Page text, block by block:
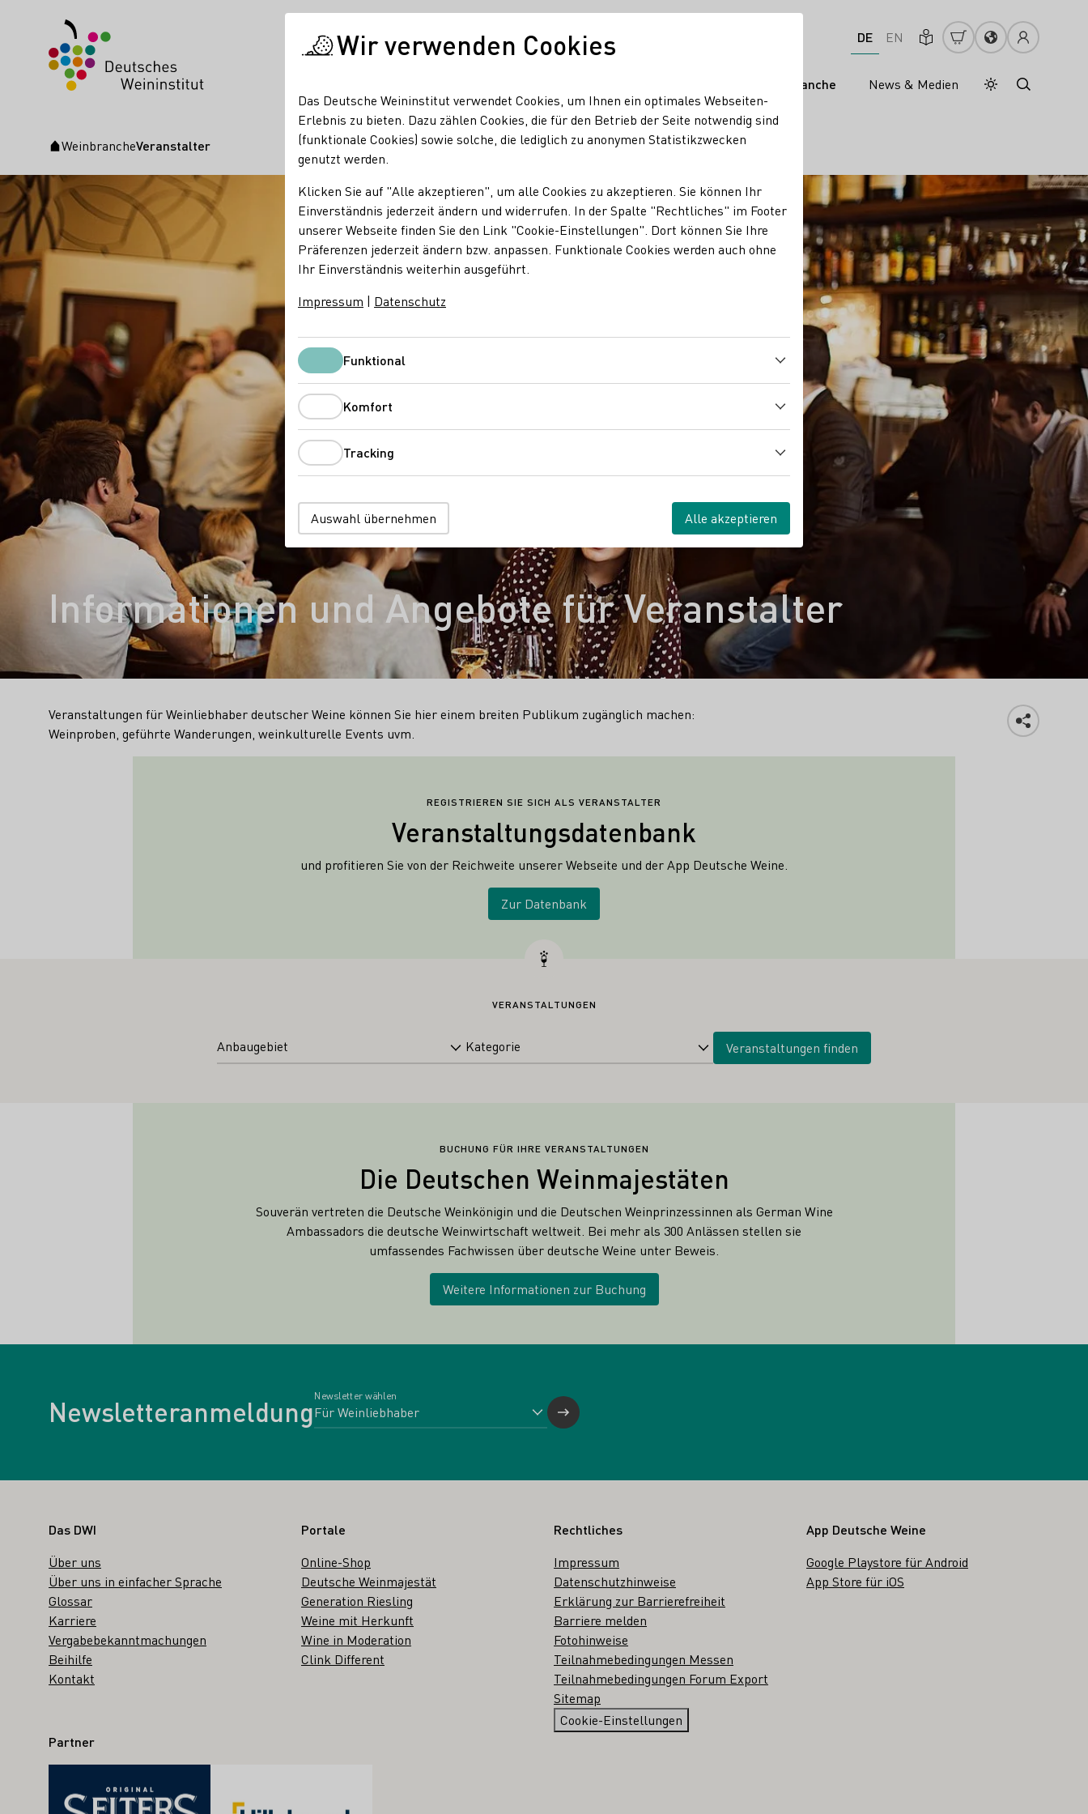
DE EN
Weinbranche News & Medien Tagesmodus
Nachtmodus
Startseite
WeinbrancheVeranstalter
Informationen und Angebote für Veranstalter
Veranstaltungen für Weinliebhaber deutscher Weine können Sie hier einem breiten Publikum zugänglich machen:
Weinproben, geführte Wanderungen, weinkulturelle Events uvm.
REGISTRIEREN SIE SICH ALS VERANSTALTER
Veranstaltungsdatenbank
und profitieren Sie von der Reichweite unserer Webseite und derApp Deutsche Weine.
Zur Datenbank
VERANSTALTUNGEN
Anbaugebiet Kategorie Veranstaltungen finden
BUCHUNG FÜR IHRE VERANSTALTUNGEN
Die Deutschen Weinmajestäten
Souverän vertreten die Deutsche Weinkönigin und die Deutschen Weinprinzessinnen als German Wine
Ambassadors die deutsche Weinwirtschaft weltweit. Bei mehr als 300 Anlässen stellen sie
umfassendes Fachwissen über deutsche Weine unter Beweis.
Weitere Informationen zur Buchung
Newsletteranmeldung
Newsletter wählen
Fußbereich
Das DWI
Über uns
Über uns in einfacher Sprache
Glossar
Karriere
Vergabebekanntmachungen
Beihilfe
Kontakt
Portale
Online-Shop
Deutsche Weinmajestät
Generation Riesling
Weine mit Herkunft
Wine in Moderation
Clink Different
Rechtliches
Impressum
Datenschutzhinweise
Erklärung zur Barrierefreiheit
Barriere melden
Fotohinweise
Teilnahmebedingungen Messen
Teilnahmebedingungen Forum Export
Sitemap
Cookie-Einstellungen
Wir verwenden Cookies
Das Deutsche Weininstitut verwendet Cookies, um Ihnen ein optimales Webseiten-
Erlebnis zu bieten. Dazu zählen Cookies, die für den Betrieb der Seite notwendig sind
(funktionale Cookies) sowie solche, die lediglich zu anonymen Statistikzwecken
genutzt werden.
Klicken Sie auf "Alle akzeptieren", um alle Cookies zu akzeptieren. Sie können Ihr
Einverständnis jederzeit ändern und widerrufen. In der Spalte "Rechtliches" im Footer
unserer Webseite finden Sie den Link "Cookie-Einstellungen". Dort können Sie Ihre
Präferenzen jederzeit ändern bzw. anpassen. Funktionale Cookies werden auch ohne
Ihr Einverständnis weiterhin ausgeführt.
Impressum | Datenschutz
FunktionalFunktional
Komfort
Tracking
Auswahl übernehmen Alle akzeptieren
App Deutsche Weine
Google Playstore für Android
App Store für iOS
Partner